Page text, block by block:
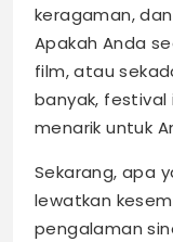
keragaman,
Apakah Anda
film, atau
banyak, festival
menarik untuk
Sekarang, apa
lewatkan
pengalaman